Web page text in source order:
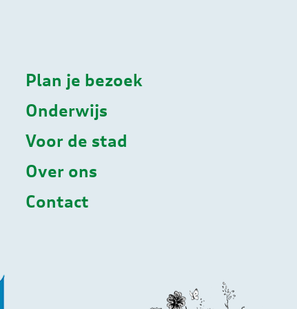
Plan je bezoek
Onderwijs
Voor de stad
Over ons
Contact